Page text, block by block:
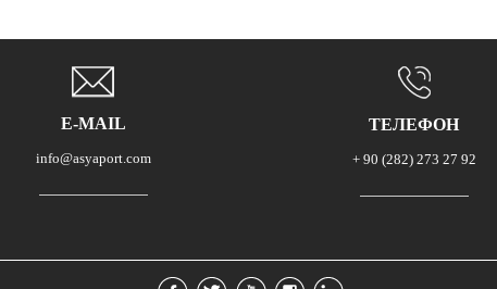
E-MAIL
info@asyaport.com
ТЕЛЕФОН
+ 90 (282) 273 27 92